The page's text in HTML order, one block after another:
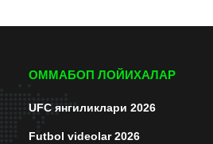
ОММАБОП ЛОЙИХАЛАР
UFC янгиликлари 2026
Futbol videolar 2026